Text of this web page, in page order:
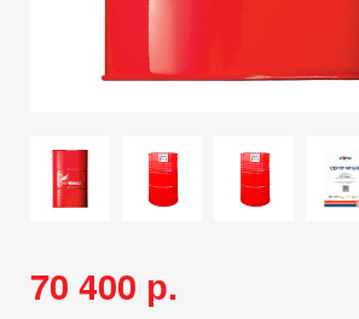
70 400 р.